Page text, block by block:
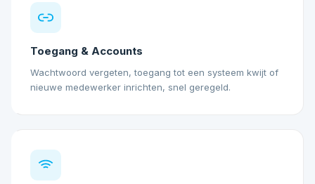
Toegang & Accounts
Wachtwoord vergeten, toegang tot een systeem kwijt of
nieuwe medewerker inrichten, snel geregeld.